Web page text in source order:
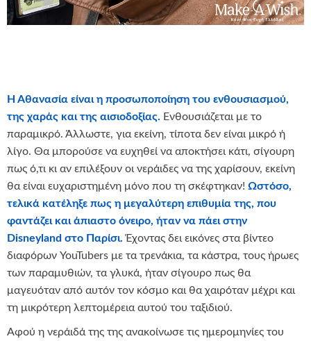
Η Αθανασία είναι η προσωποποίηση του ενθουσιασμού,
της χαράς και της αισιοδοξίας. Ενθουσιάζεται με το
παραμικρό. Άλλωστε, για εκείνη, τίποτα δεν είναι μικρό ή
λίγο. Θα μπορούσε να ευχηθεί να αποκτήσει κάτι, σίγουρη
πως ό,τι κι αν επιλέξουν οι νεράιδες να της χαρίσουν, εκείνη
θα είναι ευχαριστημένη μόνο που τη σκέφτηκαν! Ωστόσο,
τελικά κατέληξε πως η μεγαλύτερη επιθυμία της, που
φαντάζει και άπιαστο όνειρο, ήταν να πάει στην
Disneyland στο Παρίσι. Έχοντας δει εικόνες στα βίντεο
διαφόρων YouTubers με τα τρενάκια, τα κάστρα, τους ήρωες
των παραμυθιών, τα γλυκά, ήταν σίγουρο πως θα
μαγευόταν από αυτόν τον κόσμο και θα χαιρόταν μέχρι και
τη μικρότερη λεπτομέρεια αυτού του ταξιδιού.
Αφού η νεράιδά της της ανακοίνωσε τις ημερομηνίες του